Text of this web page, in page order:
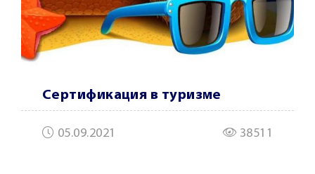
Сертификация в туризме
05.09.2021 38511